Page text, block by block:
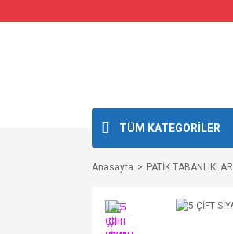
TÜM KATEGORİLER
Anasayfa PATİK TABANLIKLARI